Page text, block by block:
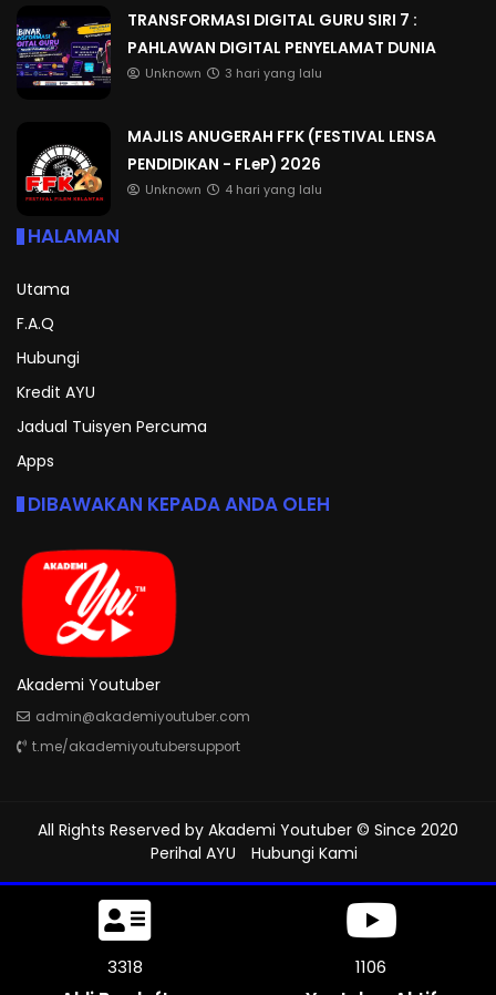
TRANSFORMASI DIGITAL GURU SIRI 7 :
PAHLAWAN DIGITAL PENYELAMAT DUNIA
Unknown 3 hari yang lalu
MAJLIS ANUGERAH FFK (FESTIVAL LENSA
PENDIDIKAN - FLeP) 2026
Unknown 4 hari yang lalu
HALAMAN
Utama
F.A.Q
Hubungi
Kredit AYU
Jadual Tuisyen Percuma
Apps
DIBAWAKAN KEPADA ANDA OLEH
Akademi Youtuber
admin@akademiyoutuber.com
t.me/akademiyoutubersupport
All Rights Reserved by Akademi Youtuber © Since 2020
Perihal AYU
Hubungi Kami
3795 1265